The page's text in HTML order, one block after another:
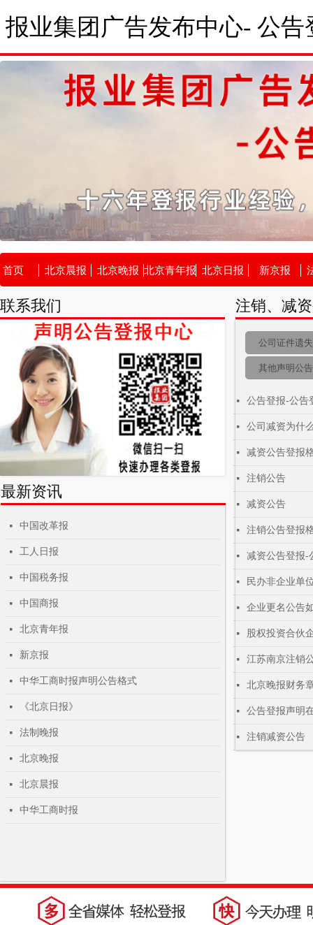
首页 北京晨报 北京晚报 北京青年报 北京日报 新京报
报业集团广告发布中心- 公告
联系我们 注销、减
其他声明公告
公司证件遗失
넷 公告登报-公告
넷 公司减资为什
넷 减资公告登报
넷 注销公告
넷 减资公告
넷 注销公告登报
넷 减资公告登报-
넷 民办非企业单
넷 企业更名公告
넷 股权投资合伙
넷 江苏南京注销
넷 北京晚报财务
넷 公告登报声明
넷 注销减资公告
最新资讯
넷 中国改革报
넷 工人日报
넷 中国税务报
넷 中国商报
넷 北京青年报
넷 新京报
넷 中华工商时报声明公告格式
넷 《北京日报》
넷 法制晚报
넷 北京晚报
넷 北京晨报
넷 中华工商时报